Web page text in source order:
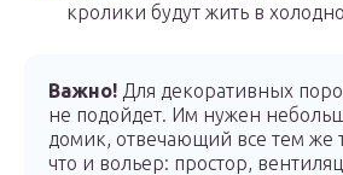
кролики будут жить в
Важно! Для декоративных
не подойдет. Им нужен
домик, отвечающий все тем же
что и вольер: простор,